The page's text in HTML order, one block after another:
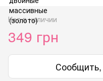
Нет в наличии
349 грн
Сообщить,